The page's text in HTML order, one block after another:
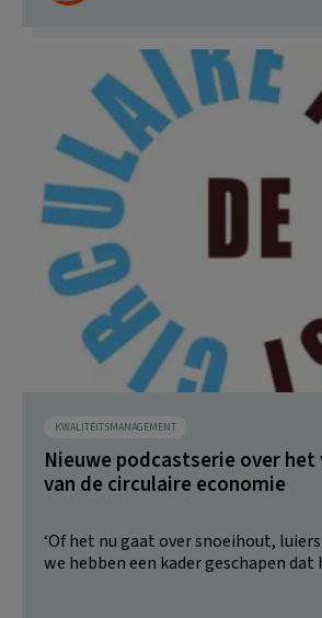
KWALITEITSMANAGEMENT
Nieuwe podcastserie over het
van de circulaire economie
‘Of het nu gaat over snoeihout,
we hebben een kader geschapen dat